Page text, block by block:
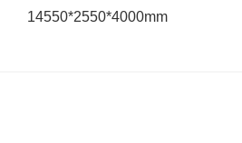
14550*2550*4000mm